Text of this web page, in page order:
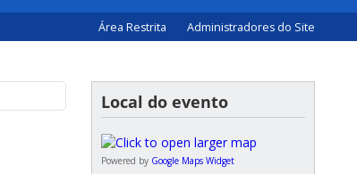
Área Restrita Administradores do Site
Local do evento
Powered by Google Maps Widget